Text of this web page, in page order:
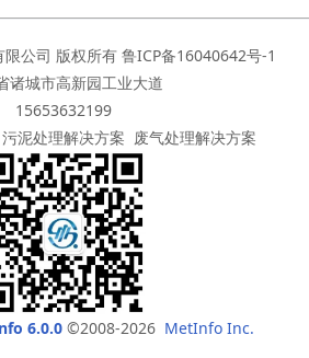
限公司 版权所有 鲁ICP备16040642号-1
诸城市高新园工业大道
15653632199
污泥处理解决方案 废气处理解决方案
6.0.0 ©2008-2026 MetInfo Inc.